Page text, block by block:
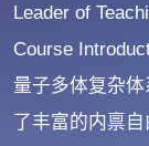
Leader of
Course
量子多体复杂
了丰富的内禀